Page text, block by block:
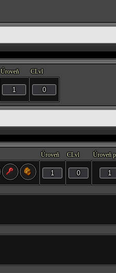
Úroveň CLvl
Úroveň CLvl Úroveň